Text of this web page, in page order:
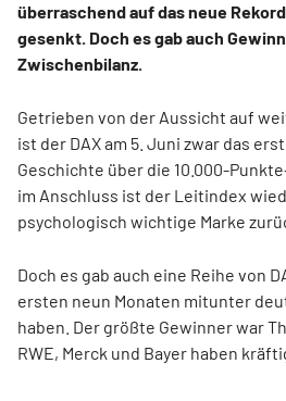
überraschend auf das neue
gesenkt. Doch es gab auch
Zwischenbilanz.
Getrieben von der Aussicht auf
ist der DAX am 5. Juni zwar das
Geschichte über die 10.000-
im Anschluss ist der Leitindex
psychologisch wichtige Marke
Doch es gab auch eine Reihe von
ersten neun Monaten mitunter
haben. Der größte Gewinner war
RWE, Merck und Bayer haben